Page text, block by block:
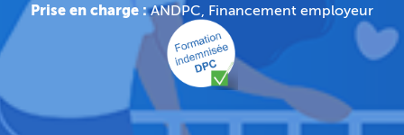
Prise en charge :ANDPC, Financement employeur